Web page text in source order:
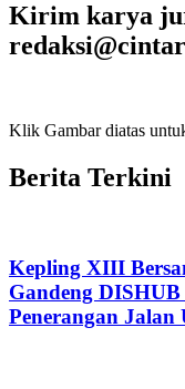
Kirim karya
Klik Gambar diatas
Berita Terkini
Kepling XIII
Gandeng
Penerangan Jalan